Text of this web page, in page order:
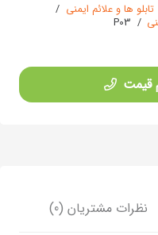
تابلو ها و علائم ایمنی /
/
P03
قیمت
نظرات مشتریان (0)